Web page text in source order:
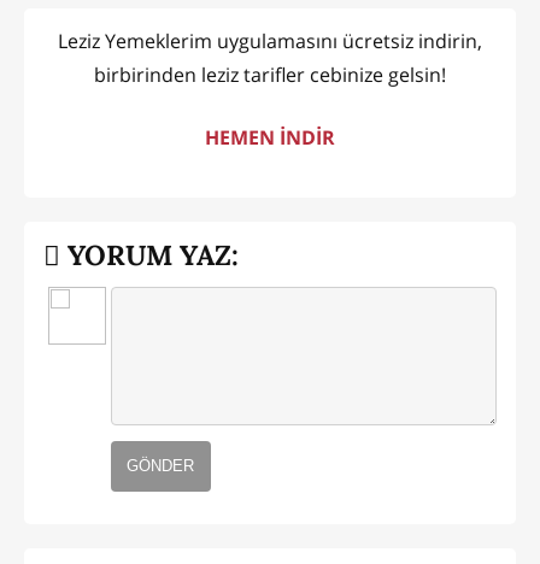
Leziz Yemeklerim uygulamasını ücretsiz indirin,
birbirinden leziz tarifler cebinize gelsin!
HEMEN İNDİR
YORUM YAZ:
GÖNDER